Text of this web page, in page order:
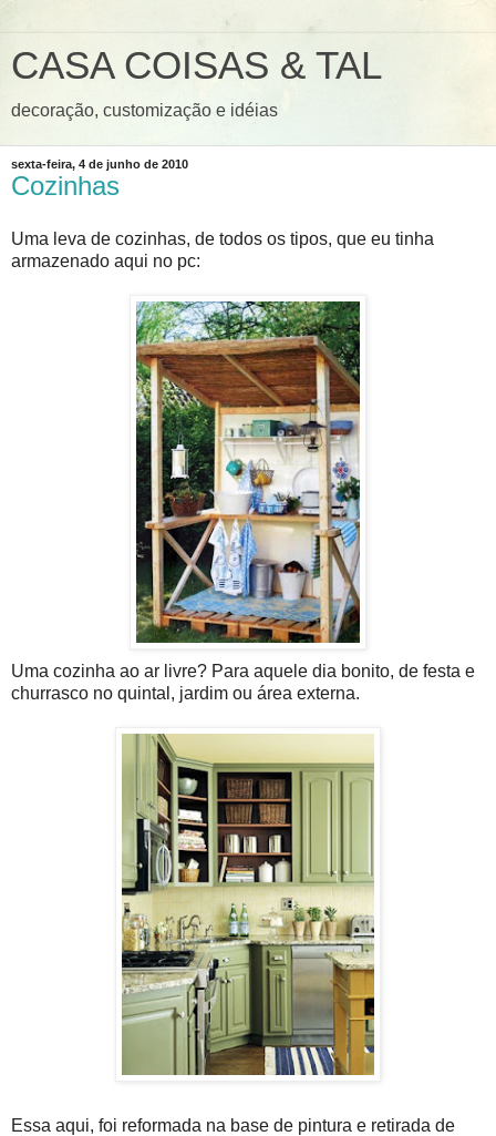
CASA COISAS & TAL
decoração, customização e idéias
sexta-feira, 4 de junho de 2010
Cozinhas
Uma leva de cozinhas, de todos os tipos, que eu tinha
armazenado aqui no pc:
Uma cozinha ao ar livre? Para aquele dia bonito, de festa e
churrasco no quintal, jardim ou área externa.
Essa aqui, foi reformada na base de pintura e retirada de